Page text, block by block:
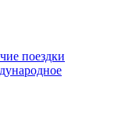
поездки